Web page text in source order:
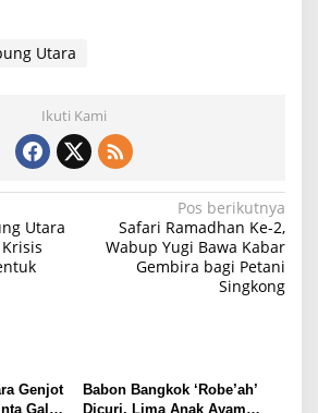
a
Utara
Ikuti Kami
Utara
Pos berikutnya
Safari Ramadhan Ke-2,
Wabup Yugi Bawa Kabar
Gembira bagi Petani
Singkong
Genjot
Gali
Babon Bangkok ‘Robe’ah’
Dicuri, Lima Anak Ayam